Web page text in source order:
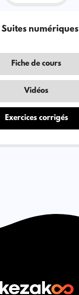
Suites numériques
Fiche de cours
Vidéos
Exercices corrigés